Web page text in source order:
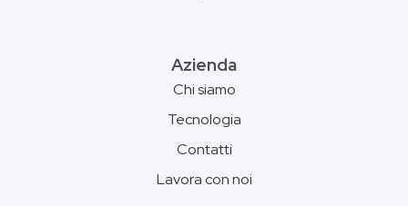
Azienda
Chi siamo
Tecnologia
Contatti
Lavora con noi